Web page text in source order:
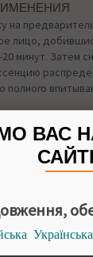
на
лицо,
20 минут. Затем
полного
Назад в
ВАС
Українська